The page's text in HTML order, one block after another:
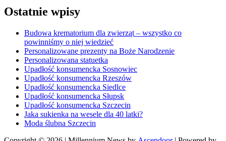
Ostatnie wpisy
Budowa krematorium dla zwierząt – wszystko co
powinniśmy o niej wiedzieć
Personalizowane prezenty na Boże Narodzenie
Personalizowana statuetka
Upadłość konsumencka Sosnowiec
Upadłość konsumencka Rzeszów
Upadłość konsumencka Siedlce
Upadłość konsumencka Słupsk
Upadłość konsumencka Szczecin
Jaka sukienka na wesele dla 40 latki?
Moda ślubna Szczecin